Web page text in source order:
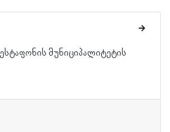
მუნიციპალიტეტის